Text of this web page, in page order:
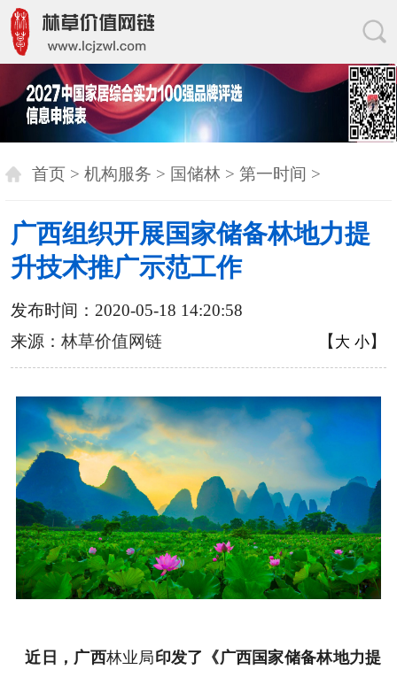
首页 > 机构服务 > 国储林 > 第一时间 >
广西组织开展国家储备林地力提
升技术推广示范工作
发布时间：2020-05-18 14:20:58
来源： 林草价值网链 【 大 小】
近日，广西林业局印发了《广西国家储备林地力提